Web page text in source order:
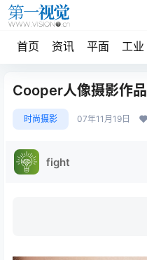
首页 资讯 平面 工业
Cooper人像摄影作品
时尚摄影 07年11月19日
fight